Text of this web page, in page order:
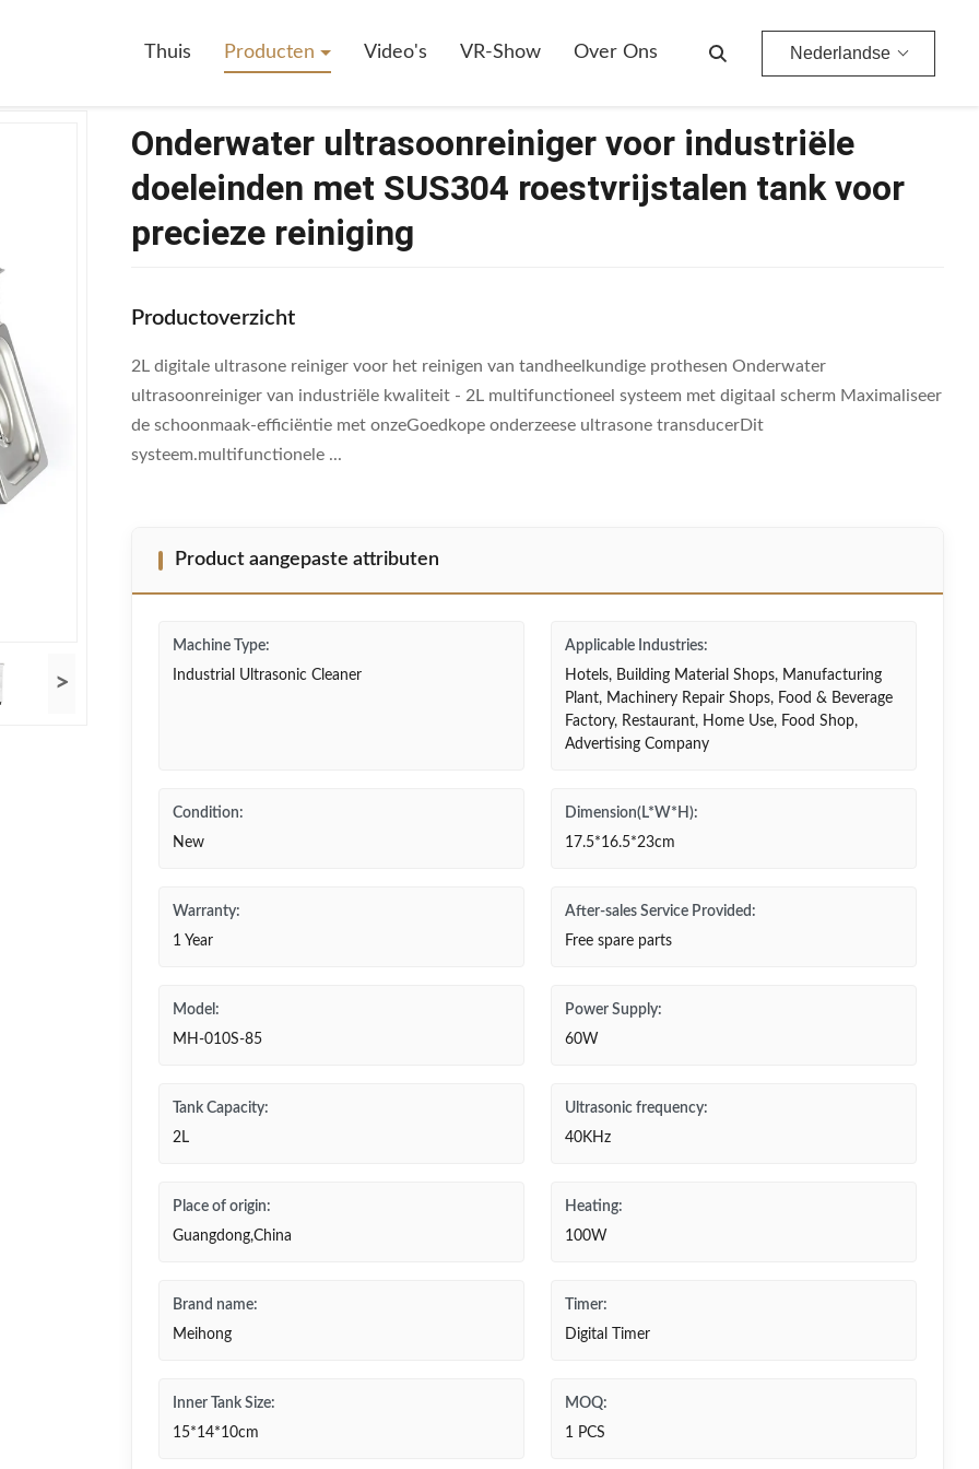
Thuis Producten Video's VR-Show Over Ons Nederlandse
>
Onderwater ultrasoonreiniger voor industriële
doeleinden met SUS304 roestvrijstalen tank voor
precieze reiniging
Productoverzicht
2L digitale ultrasone reiniger voor het reinigen van tandheelkundige prothesen Onderwater
ultrasoonreiniger van industriële kwaliteit - 2L multifunctioneel systeem met digitaal scherm Maximaliseer
de schoonmaak-efficiëntie met onzeGoedkope onderzeese ultrasone transducerDit
systeem.multifunctionele ...
Product aangepaste attributen
Machine Type:
Industrial Ultrasonic Cleaner
Applicable Industries:
Hotels, Building Material Shops, Manufacturing
Plant, Machinery Repair Shops, Food & Beverage
Factory, Restaurant, Home Use, Food Shop,
Advertising Company
Condition:
New
Dimension(L*W*H):
17.5*16.5*23cm
Warranty:
1 Year
After-sales Service Provided:
Free spare parts
Model:
MH-010S-85
Power Supply:
60W
Tank Capacity:
2L
Ultrasonic frequency:
40KHz
Place of origin:
Guangdong,China
Heating:
100W
Brand name:
Meihong
Timer:
Digital Timer
Inner Tank Size:
15*14*10cm
MOQ:
1 PCS